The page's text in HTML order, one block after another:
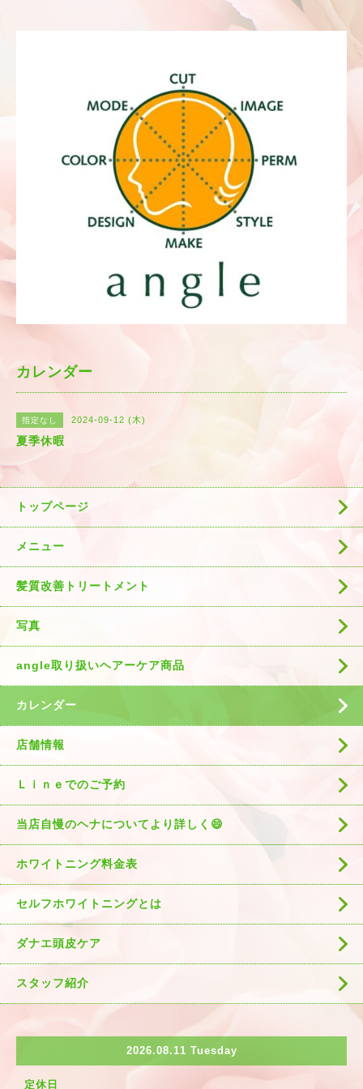
カレンダー
指定なし 2024-09-12 (木)
夏季休暇
トップページ
メニュー
髪質改善トリートメント
写真
angle取り扱いヘアーケア商品
カレンダー
店舗情報
Ｌｉｎｅでのご予約
当店自慢のヘナについてより詳しく😄
ホワイトニング料金表
セルフホワイトニングとは
ダナエ頭皮ケア
スタッフ紹介
2026.08.11 Tuesday
定休日